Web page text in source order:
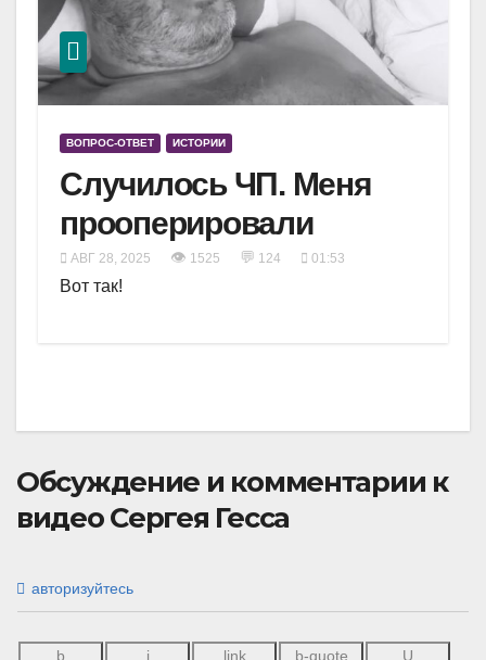
ВОПРОС-ОТВЕТ ИСТОРИИ
Случилось ЧП. Меня
прооперировали
АВГ 28, 2025 👁 1525 💬 124 01:53
Вот так!
Обсуждение и комментарии к
видео Сергея Гесса
авторизуйтесь